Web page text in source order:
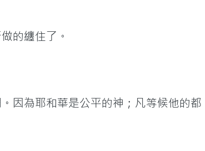
的纏住了。
因為耶和華是公平的神；凡等候他的都